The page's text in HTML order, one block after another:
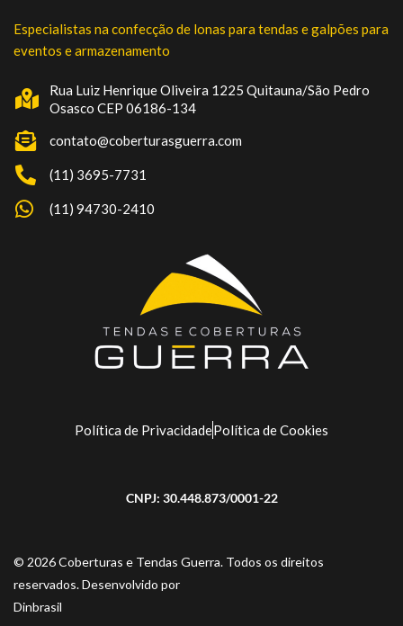
Especialistas na confecção de lonas para tendas e galpões para
eventos e armazenamento
Rua Luiz Henrique Oliveira 1225 Quitauna/São Pedro
Osasco CEP 06186-134
contato@coberturasguerra.com
(11) 3695-7731
(11) 94730-2410
Política de PrivacidadePolítica de Cookies
CNPJ: 30.448.873/0001-22
© 2026 Coberturas e Tendas Guerra. Todos os direitos
reservados. Desenvolvido por
Dinbrasil